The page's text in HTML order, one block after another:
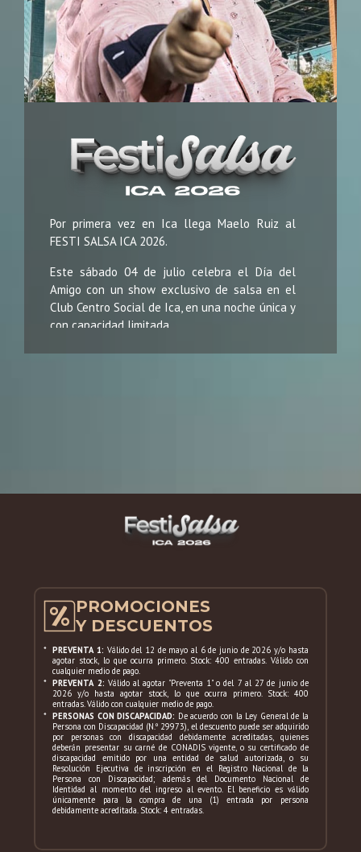
Por primera vez en Ica llega Maelo Ruiz al
FESTI SALSA ICA 2026.
Este sábado 04 de julio celebra el Día del
Amigo con un show exclusivo de salsa en el
Club Centro Social de Ica, en una noche única y
con capacidad limitada.
PROMOCIONES
Y DESCUENTOS
* PREVENTA 1: Válido del 12 de mayo al 6 de junio de 2026 y/o hasta
agotar stock, lo que ocurra primero. Stock: 400 entradas. Válido con
cualquier medio de pago.
* PREVENTA 2: Válido al agotar "Preventa 1" o del 7 al 27 de junio de
2026 y/o hasta agotar stock, lo que ocurra primero. Stock: 400
entradas. Válido con cualquier medio de pago.
* PERSONAS CON DISCAPACIDAD: De acuerdo con la Ley General de la
Persona con Discapacidad (N.º 29973), el descuento puede ser adquirido
por personas con discapacidad debidamente acreditadas, quienes
deberán presentar su carné de CONADIS vigente, o su certificado de
discapacidad emitido por una entidad de salud autorizada, o su
Resolución Ejecutiva de inscripción en el Registro Nacional de la
Persona con Discapacidad; además del Documento Nacional de
Identidad al momento del ingreso al evento. El beneficio es válido
únicamente para la compra de una (1) entrada por persona
debidamente acreditada. Stock: 4 entradas.